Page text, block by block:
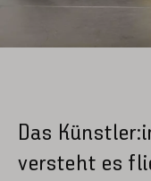
Play
Das
versteht es